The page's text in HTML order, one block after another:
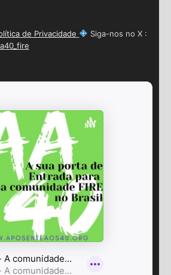
de Privacidade
Siga-nos no X :